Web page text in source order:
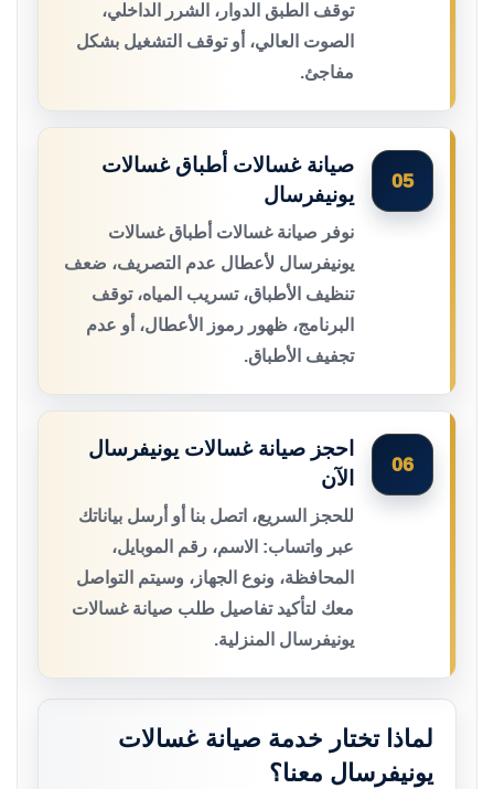
توقف الطبق الدوار، الشرر الداخلي،
الصوت العالي، أو توقف التشغيل بشكل
مفاجئ.
05
صيانة غسالات أطباق غسالات
يونيفرسال
نوفر صيانة غسالات أطباق غسالات
يونيفرسال لأعطال عدم التصريف، ضعف
تنظيف الأطباق، تسريب المياه، توقف
البرنامج، ظهور رموز الأعطال، أو عدم
تجفيف الأطباق.
06
احجز صيانة غسالات يونيفرسال
الآن
للحجز السريع، اتصل بنا أو أرسل بياناتك
عبر واتساب: الاسم، رقم الموبايل،
المحافظة، ونوع الجهاز، وسيتم التواصل
معك لتأكيد تفاصيل طلب صيانة غسالات
يونيفرسال المنزلية.
لماذا تختار خدمة صيانة غسالات
يونيفرسال معنا؟